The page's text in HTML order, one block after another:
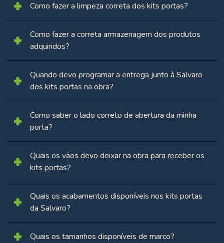
Como fazer a limpeza correta dos kits portas?
Como fazer a correta armazenagem dos produtos
adquiridos?
Quando devo programar a entrega junto à Salvaro
dos kits portas na obra?
Como saber o lado correto de abertura da minha
porta?
Quais os vãos devo deixar na obra para receber os
kits portas?
Quais os acabamentos disponíveis nos kits portas
da Salvaro?
Quais os tamanhos disponíveis de marco?